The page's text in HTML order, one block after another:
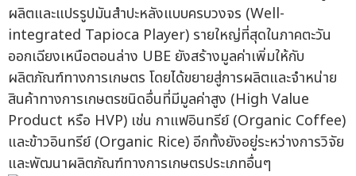
ผลิตและแปรรูปมันสำปะหลังแบบครบวงจร (Well-
integrated Tapioca Player) รายใหญ่ที่สุดในภาคตะวัน
ออกเฉียงเหนือตอนล่าง UBE ยังสร้างมูลค่าเพิ่มให้กับ
ผลิตภัณฑ์ทางการเกษตร โดยได้ขยายสู่การผลิตและจำหน่าย
สินค้าทางการเกษตรชนิดอื่นที่มีมูลค่าสูง (High Value
Product หรือ HVP) เช่น กาแฟอินทรีย์ (Organic Coffee)
และข้าวอินทรีย์ (Organic Rice) อีกทั้งยังอยู่ระหว่างการวิจัย
และพัฒนาผลิตภัณฑ์ทางการเกษตรประเภทอื่นๆ